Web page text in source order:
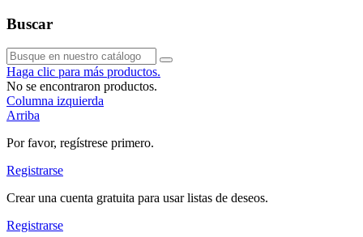
Buscar
Haga clic para más productos.
No se encontraron productos.
Columna izquierda
Arriba
Por favor, regístrese primero.
Registrarse
Crear una cuenta gratuita para usar listas de deseos.
Registrarse